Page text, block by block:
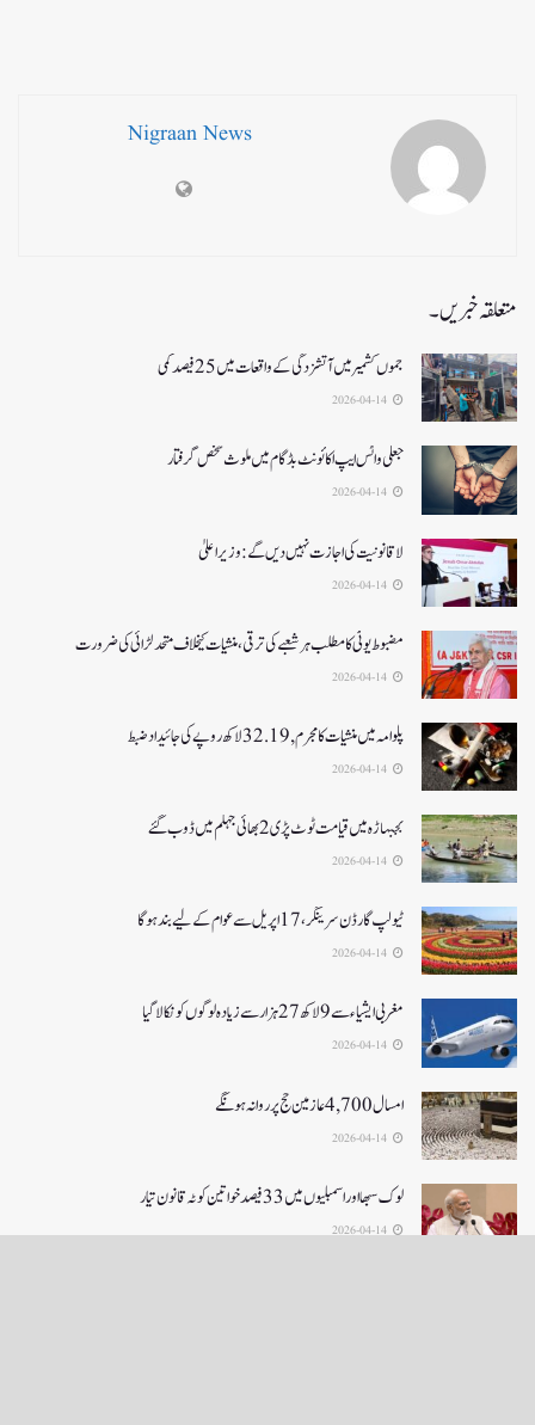
Nigraan News
متعلقہ خبریں۔
جموں کشمیر میں آتشزدگی کے واقعات میں 25فیصد کمی
جعلی واٹس ایپ اکائونٹ بڈگام میں ملوث شخص گرفتار
لا قانونیت کی اجازت نہیں دیں گے: وزیر اعلیٰ
مضبوط یوٹی کا مطلب ہر شعبے کی ترقی، منشیات کیخلاف متحد لڑائی کی ضرورت
پلوامہ میں منشیات کا مجرم , 32.19 لاکھ روپے کی جائیداد ضبط
بجبہاڑہ میں قیامت ٹوٹ پڑی2بھائی جہلم میں ڈوب گئے
ٹیولپ گارڈن سرینگر، 17 اپریل سے عوام کے لیے بند ہو گا
مغربی ایشیا ء سے 9 لاکھ 27ہزار سے زیادہ لوگوں کو نکالا گیا
امسال 4,700 عازمین حج پر روانہ ہونگے
لوک سبھا اور اسمبلیوں میں33فیصدخواتین کوٹہ قانون تیار